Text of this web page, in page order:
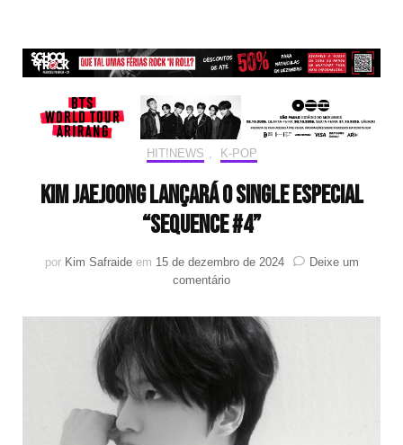
HIT!NEWS K-POP
Kim Jaejoong lançará o single especial
“Sequence #4”
por Kim Safraide em 15 de dezembro de 2024
Deixe um
comentárioem
Jaejoong
lançará
o
single
especial
“Sequence
#4”